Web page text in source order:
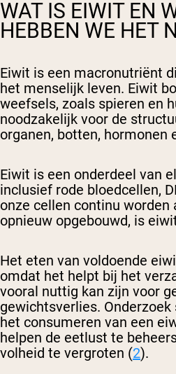
WAT IS EIWIT EN
HEBBEN WE HET
Eiwit is een macronutriënt
het menselijk leven. Eiwit
weefsels, zoals spieren en
noodzakelijk voor de
organen, botten, hormonen
Eiwit is een onderdeel van
inclusief rode bloedcellen,
onze cellen continu worden
opnieuw opgebouwd, is
Het eten van voldoende
omdat het helpt bij het
vooral nuttig kan zijn voor
gewichtsverlies.
het consumeren van een
helpen de eetlust te
volheid te vergroten (2).